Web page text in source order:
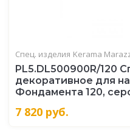
Спец. изделия Kerama
PL5.DL500900R/120
декоративное для
Фондамента 120,
7 820 руб.